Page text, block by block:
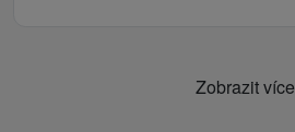
Zobrazit více